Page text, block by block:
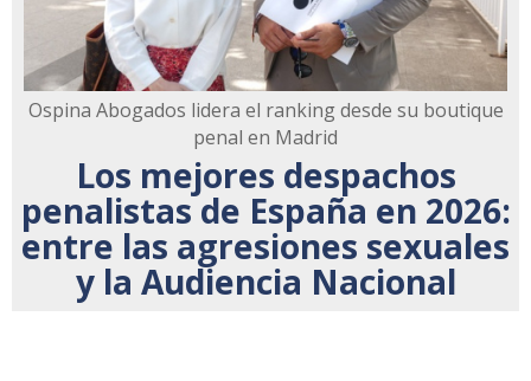
Ospina Abogados lidera el ranking desde su boutique
penal en Madrid
Los mejores despachos
penalistas de España en 2026:
entre las agresiones sexuales
y la Audiencia Nacional